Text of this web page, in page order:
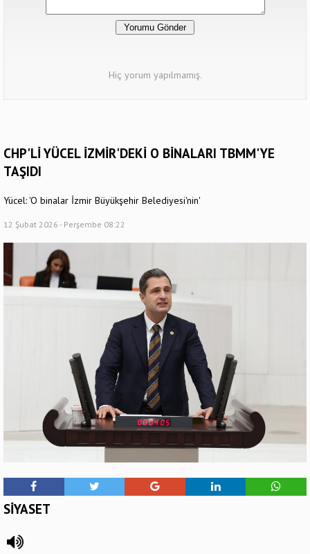
Hiç yorum yapılmamış.
CHP'Lİ YÜCEL İZMİR'DEKİ O BİNALARI TBMM'YE
TAŞIDI
Yücel: 'O binalar İzmir Büyükşehir Belediyesi'nin'
12 Şubat 2026 - Perşembe 08:22
SİYASET